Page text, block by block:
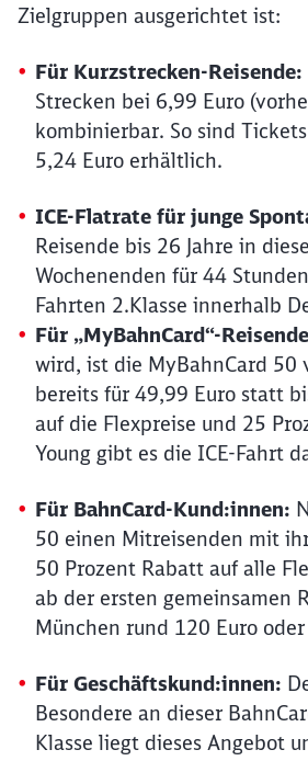
Zielgruppen ausgerichtet ist:
Für Kurzstrecken-Reisende:
Strecken bei 6,99 Euro
kombinierbar. So sind
5,24 Euro erhältlich.
ICE-Flatrate für junge
Reisende bis 26 Jahre in
Wochenenden für 44
Fahrten 2.Klasse innerhalb
Für „MyBahnCard“-
wird, ist die MyBahnCard 50
bereits für 49,99 Euro statt
auf die Flexpreise und 25
Young gibt es die ICE-Fahrt
Für BahnCard-Kund:innen:
50 einen Mitreisenden mit
50 Prozent Rabatt auf alle
ab der ersten gemeinsamen
München rund 120 Euro
Für Geschäftskund:innen:
Besondere an dieser
Klasse liegt dieses Angebot